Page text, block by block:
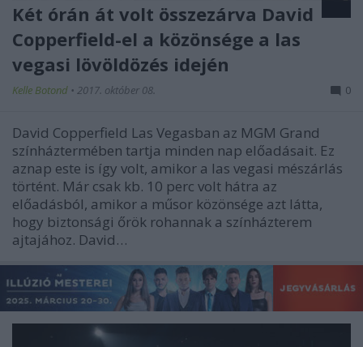
Két órán át volt összezárva David
Copperfield-el a közönsége a las
vegasi lövöldözés idején
Kelle Botond • 2017. október 08. 0
David Copperfield Las Vegasban az MGM Grand
színháztermében tartja minden nap előadásait. Ez
aznap este is így volt, amikor a las vegasi mészárlás
történt. Már csak kb. 10 perc volt hátra az
előadásból, amikor a műsor közönsége azt látta,
hogy biztonsági őrök rohannak a színházterem
ajtajához. David…